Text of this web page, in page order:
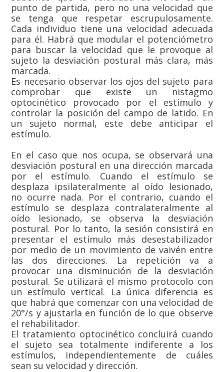
punto de partida, pero no una velocidad que
se tenga que respetar escrupulosamente.
Cada individuo tiene una velocidad adecuada
para él. Habrá que modular el potenciómetro
para buscar la velocidad que le provoque al
sujeto la desviación postural más clara, más
marcada.
Es necesario observar los ojos del sujeto para
comprobar que existe un nistagmo
optocinético provocado por el estímulo y
controlar la posición del campo de latido. En
un sujeto normal, este debe anticipar el
estímulo.
En el caso que nos ocupa, se observará una
desviación postural en una dirección marcada
por el estímulo. Cuando el estímulo se
desplaza ipsilateralmente al oído lesionado,
no ocurre nada. Por el contrario, cuando el
estímulo se desplaza contralateralmente al
oído lesionado, se observa la desviación
postural. Por lo tanto, la sesión consistirá en
presentar el estímulo más desestabilizador
por medio de un movimiento de vaivén entre
las dos direcciones. La repetición va a
provocar una disminución de la desviación
postural. Se utilizará el mismo protocolo con
un estímulo vertical. La única diferencia es
que habrá que comenzar con una velocidad de
20°/s y ajustarla en función de lo que observe
el rehabilitador.
El tratamiento optocinético concluirá cuando
el sujeto sea totalmente indiferente a los
estímulos, independientemente de cuáles
sean su velocidad y dirección.